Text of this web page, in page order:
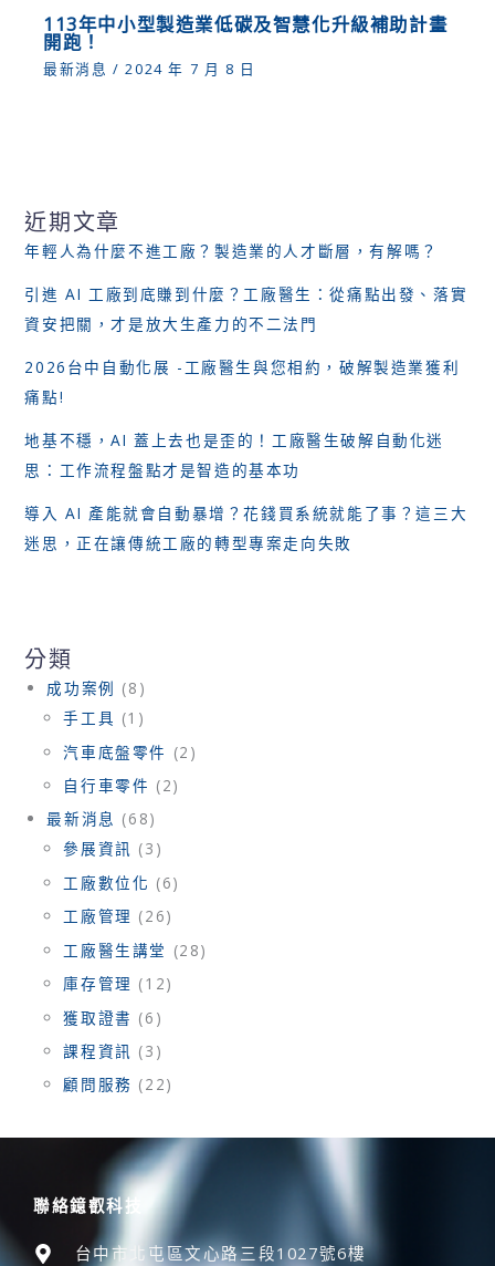
113年中小型製造業低碳及智慧化升級補助計畫
開跑！
最新消息 /2024 年 7 月 8 日
近期文章
年輕人為什麼不進工廠？製造業的人才斷層，有解嗎？
引進 AI 工廠到底賺到什麼？工廠醫生：從痛點出發、落實
資安把關，才是放大生產力的不二法門
2026台中自動化展 -工廠醫生與您相約，破解製造業獲利
痛點!
地基不穩，AI 蓋上去也是歪的！工廠醫生破解自動化迷
思：工作流程盤點才是智造的基本功
導入 AI 產能就會自動暴增？花錢買系統就能了事？這三大
迷思，正在讓傳統工廠的轉型專案走向失敗
分類
成功案例 (8)
手工具 (1)
汽車底盤零件 (2)
自行車零件 (2)
最新消息 (68)
參展資訊 (3)
工廠數位化 (6)
工廠管理 (26)
工廠醫生講堂 (28)
庫存管理 (12)
獲取證書 (6)
課程資訊 (3)
顧問服務 (22)
聯絡鐿叡科技
台中市北屯區文心路三段1027號6樓